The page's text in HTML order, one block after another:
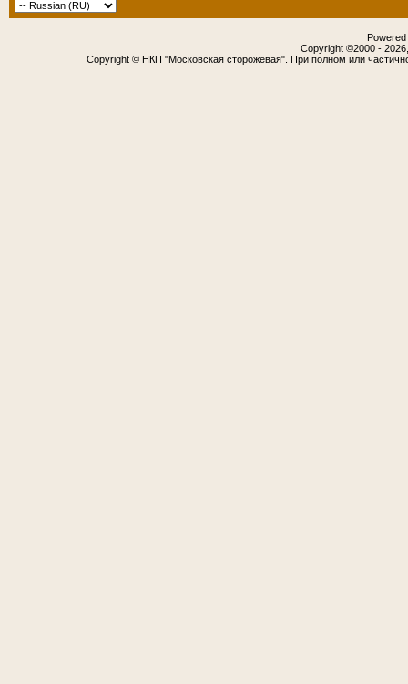
Copyright ©2000 -
Copyright © НКП "Московская сторожевая". При полном или